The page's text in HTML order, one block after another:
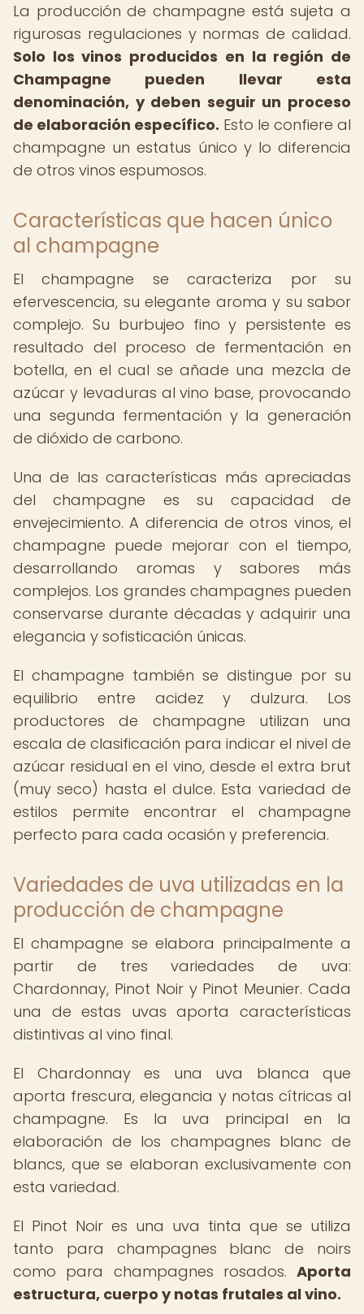
La producción de champagne está sujeta a
rigurosas regulaciones y normas de calidad.
Solo los vinos producidos en la región de
Champagne pueden llevar esta
denominación, y deben seguir un proceso
de elaboración específico. Esto le confiere al
champagne un estatus único y lo diferencia
de otros vinos espumosos.
Características que hacen único
al champagne
El champagne se caracteriza por su
efervescencia, su elegante aroma y su sabor
complejo. Su burbujeo fino y persistente es
resultado del proceso de fermentación en
botella, en el cual se añade una mezcla de
azúcar y levaduras al vino base, provocando
una segunda fermentación y la generación
de dióxido de carbono.
Una de las características más apreciadas
del champagne es su capacidad de
envejecimiento. A diferencia de otros vinos, el
champagne puede mejorar con el tiempo,
desarrollando aromas y sabores más
complejos. Los grandes champagnes pueden
conservarse durante décadas y adquirir una
elegancia y sofisticación únicas.
El champagne también se distingue por su
equilibrio entre acidez y dulzura. Los
productores de champagne utilizan una
escala de clasificación para indicar el nivel de
azúcar residual en el vino, desde el extra brut
(muy seco) hasta el dulce. Esta variedad de
estilos permite encontrar el champagne
perfecto para cada ocasión y preferencia.
Variedades de uva utilizadas en la
producción de champagne
El champagne se elabora principalmente a
partir de tres variedades de uva:
Chardonnay, Pinot Noir y Pinot Meunier. Cada
una de estas uvas aporta características
distintivas al vino final.
El Chardonnay es una uva blanca que
aporta frescura, elegancia y notas cítricas al
champagne. Es la uva principal en la
elaboración de los champagnes blanc de
blancs, que se elaboran exclusivamente con
esta variedad.
El Pinot Noir es una uva tinta que se utiliza
tanto para champagnes blanc de noirs
como para champagnes rosados. Aporta
estructura, cuerpo y notas frutales al vino.